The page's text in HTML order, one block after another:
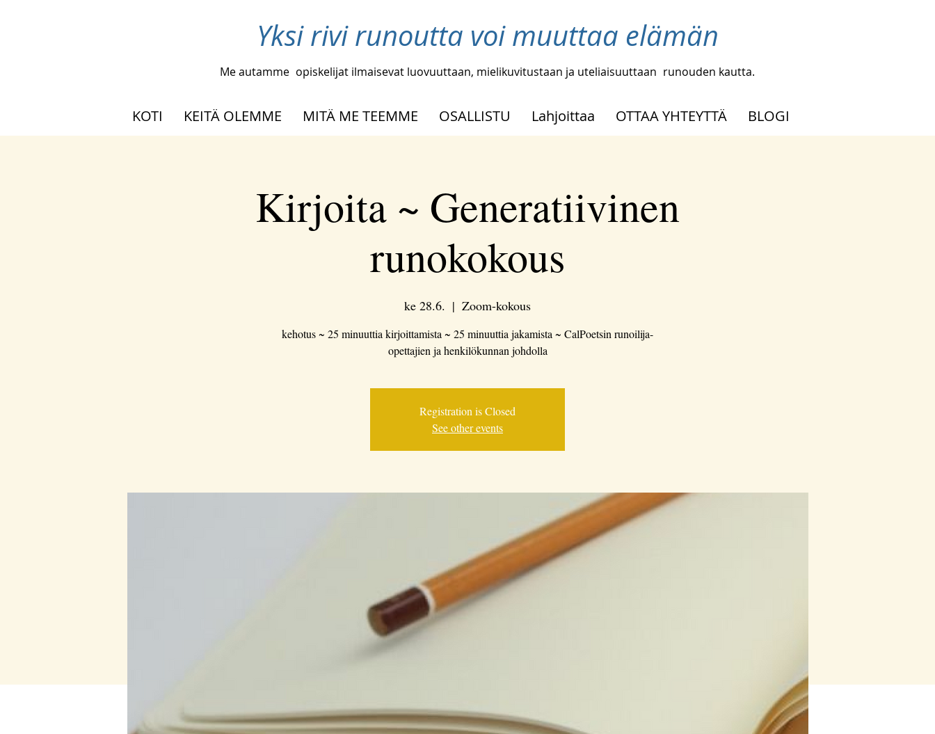
Yksi rivi runoutta voi muuttaa elämän
Me autamme opiskelijat ilmaisevat luovuuttaan, mielikuvitustaan ja uteliaisuuttaan runouden kautta.
KOTI KEITÄ OLEMME MITÄ ME TEEMME OSALLISTU Lahjoittaa OTTAA YHTEYTTÄ BLOGI
Kirjoita ~ Generatiivinen
runokokous
ke 28.6.
  |
Zoom-kokous
kehotus ~ 25 minuuttia kirjoittamista ~ 25 minuuttia jakamista ~ CalPoetsin runoilija-
opettajien ja henkilökunnan johdolla
Registration is Closed
See other events